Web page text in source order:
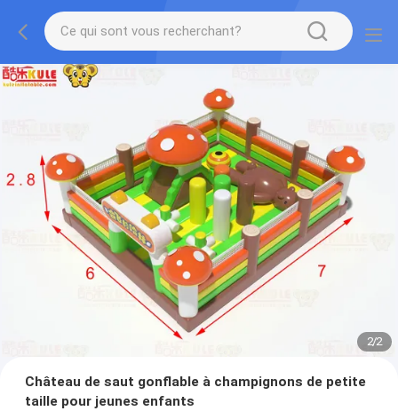
2/2
Château de saut gonflable à champignons de petite
taille pour jeunes enfants